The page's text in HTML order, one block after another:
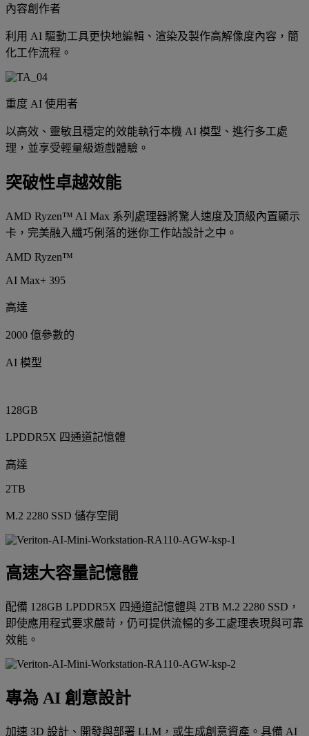
內容創作者
利用 AI 驅動工具更快地編輯、渲染及製作高解像度內容，簡
化工作流程。
重度 AI 使用者
以高效、靈敏且穩定的效能執行本機 AI 模型、進行多工處
理，並享受輕量級遊戲體驗。
突破性卓越效能
AMD Ryzen™ AI Max 系列處理器將驚人速度及頂級內置顯示
卡，完美融入纖巧俐落的迷你工作站設計之中。
AMD Ryzen™
AI Max+ 395
高達
2000 億參數的
AI 模型
128GB
LPDDR5X 四通道記憶體
高達
2TB
M.2 2280 SSD 儲存空間
高速大容量記憶體
配備 128GB LPDDR5X 四通道記憶體與 2TB M.2 2280 SSD，
即使應用程式要求嚴苛，仍可提供流暢的多工處理表現與可靠
效能。
專為 AI 創意設計
加速 3D 設計、開發與部署 LLM，或生成創意資產。具備 AI